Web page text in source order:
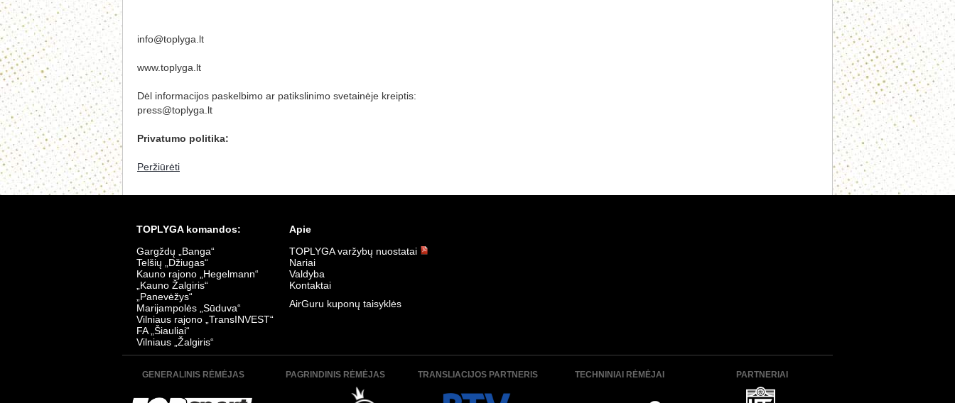
info@toplyga.lt
www.toplyga.lt
Dėl informacijos paskelbimo ar patikslinimo svetainėje kreiptis:
press@toplyga.lt
Privatumo politika:
Peržiūrėti
TOPLYGA komandos:
Gargždų „Banga“
Telšių „Džiugas“
Kauno rajono „Hegelmann“
„Kauno Žalgiris“
„Panevėžys“
Marijampolės „Sūduva“
Vilniaus rajono „TransINVEST“
FA „Šiauliai“
Vilniaus „Žalgiris“
Apie
TOPLYGA varžybų nuostatai
Nariai
Valdyba
Kontaktai
AirGuru kuponų taisyklės
GENERALINIS RĖMĖJAS PAGRINDINIS RĖMĖJAS TRANSLIACIJOS PARTNERIS TECHNINIAI RĖMĖJAI PARTNERIAI